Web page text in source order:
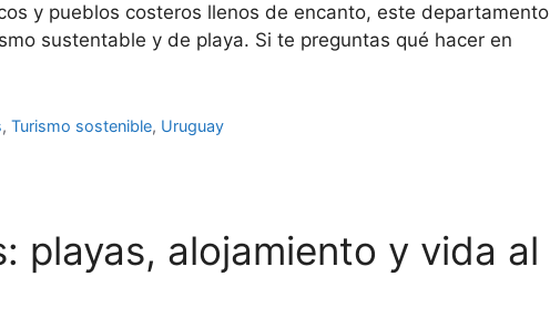
y pueblos costeros llenos de encanto, este departamento
sustentable y de playa. Si te preguntas qué hacer en
,Turismo sostenible, Uruguay
playas, alojamiento y vida al